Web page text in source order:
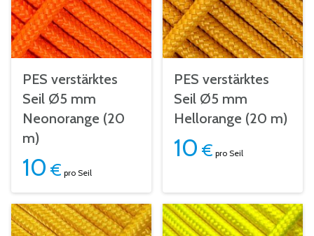
PES verstärktes
Seil Ø5 mm
Neonorange (20
m)
10 € pro Seil
PES verstärktes
Seil Ø5 mm
Hellorange (20 m)
10 € pro Seil